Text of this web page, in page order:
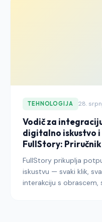
prekograničnih
Zakonom i pratećim
TEHNOLOGIJA 28.
Vodič za
digitalno iskustvo
FullStory:
FullStory prikuplja
iskustvu — svaki klik,
interakciju s obrascem,